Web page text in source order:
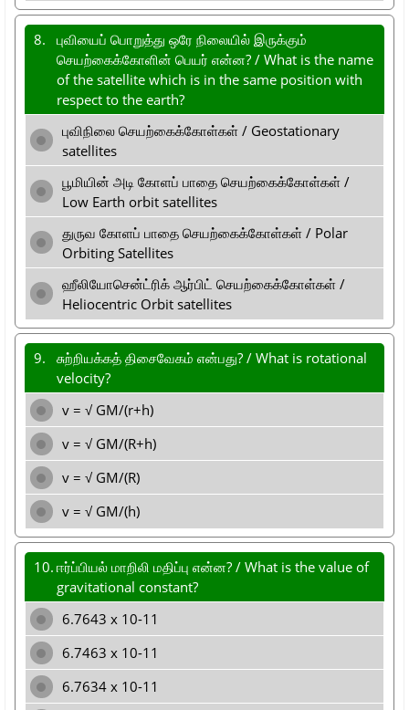
8.
புவியைப் பொறுத்து ஒரே நிலையில் இருக்கும்
செயற்கைக்கோளின் பெயர் என்ன? / What is the name
of the satellite which is in the same position with
respect to the earth?
புவிநிலை செயற்கைக்கோள்கள் / Geostationary
satellites
பூமியின் அடி கோளப் பாதை செயற்கைக்கோள்கள் /
Low Earth orbit satellites
துருவ கோளப் பாதை செயற்கைக்கோள்கள் / Polar
Orbiting Satellites
ஹீலியோசென்ட்ரிக் ஆர்பிட் செயற்கைக்கோள்கள் /
Heliocentric Orbit satellites
9.
சுற்றியக்கத் திசைவேகம் என்பது? / What is rotational
velocity?
v = √ GM/(r+h)
v = √ GM/(R+h)
v = √ GM/(R)
v = √ GM/(h)
10. ஈர்ப்பியல் மாறிலி மதிப்பு என்ன? / What is the value of
gravitational constant?
6.7643 x 10-11
6.7463 x 10-11
6.7634 x 10-11